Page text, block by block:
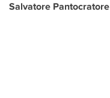
Salvatore Pantocratore